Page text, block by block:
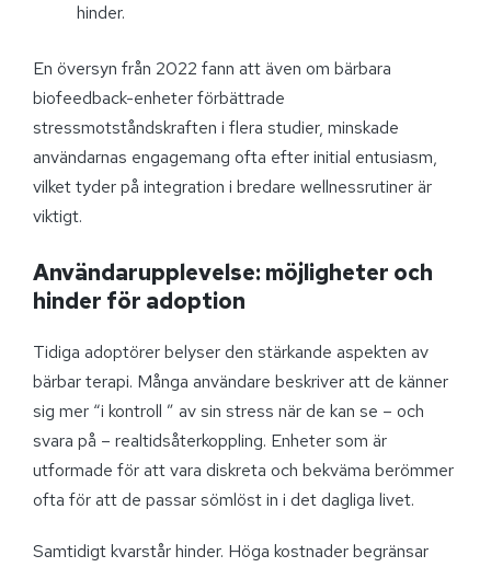
hinder.
En översyn från 2022 fann att även om bärbara
biofeedback-enheter förbättrade
stressmotståndskraften i flera studier, minskade
användarnas engagemang ofta efter initial entusiasm,
vilket tyder på integration i bredare wellnessrutiner är
viktigt.
Användarupplevelse: möjligheter och
hinder för adoption
Tidiga adoptörer belyser den stärkande aspekten av
bärbar terapi. Många användare beskriver att de känner
sig mer “i kontroll ” av sin stress när de kan se – och
svara på – realtidsåterkoppling. Enheter som är
utformade för att vara diskreta och bekväma berömmer
ofta för att de passar sömlöst in i det dagliga livet.
Samtidigt kvarstår hinder. Höga kostnader begränsar